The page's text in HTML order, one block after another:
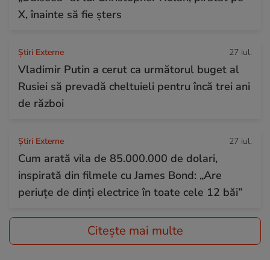
X, înainte să fie șters
Știri Externe 27 iul.
Vladimir Putin a cerut ca următorul buget al
Rusiei să prevadă cheltuieli pentru încă trei ani
de război
Știri Externe 27 iul.
Cum arată vila de 85.000.000 de dolari,
inspirată din filmele cu James Bond: „Are
periuțe de dinți electrice în toate cele 12 băi”
Citește mai multe